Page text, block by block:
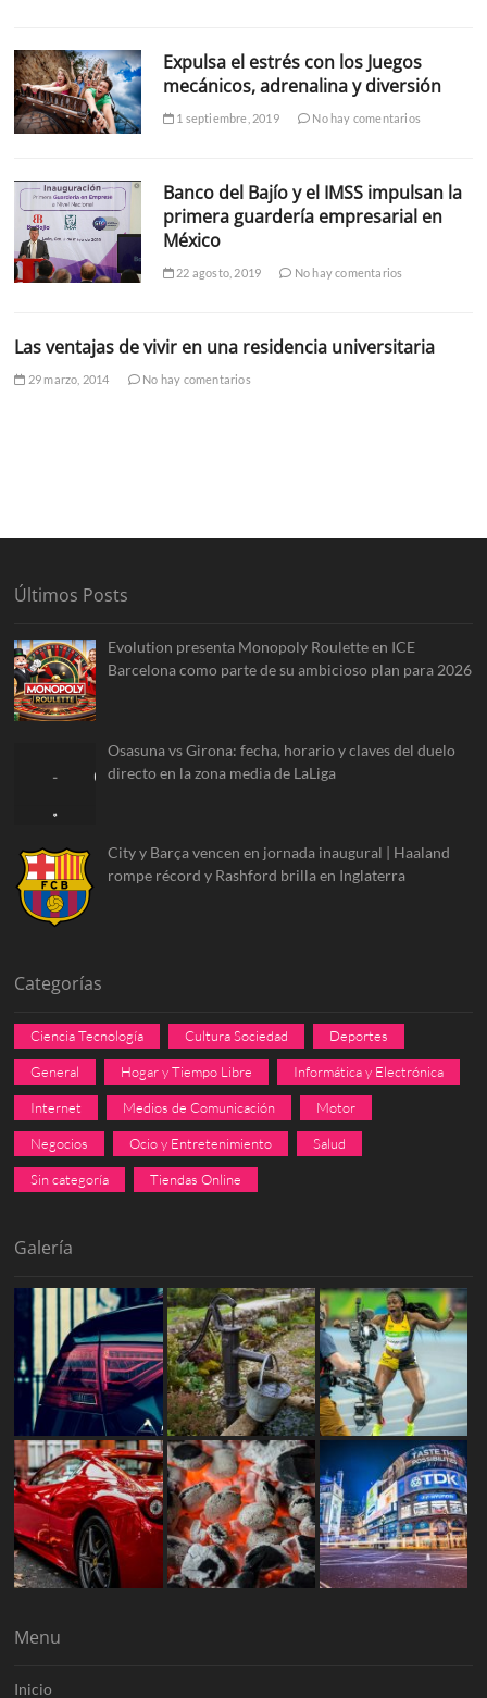
Expulsa el estrés con los Juegos
mecánicos, adrenalina y diversión
1 septiembre, 2019 No hay comentarios
Banco del Bajío y el IMSS impulsan la
primera guardería empresarial en
México
22 agosto, 2019 No hay comentarios
Las ventajas de vivir en una residencia universitaria
29 marzo, 2014 No hay comentarios
Últimos Posts
Evolution presenta Monopoly Roulette en ICE
Barcelona como parte de su ambicioso plan para 2026
Osasuna vs Girona: fecha, horario y claves del duelo
directo en la zona media de LaLiga
City y Barça vencen en jornada inaugural | Haaland
rompe récord y Rashford brilla en Inglaterra
Categorías
Ciencia Tecnología Cultura Sociedad Deportes
General Hogar y Tiempo Libre Informática y Electrónica
Internet Medios de Comunicación Motor
Negocios Ocio y Entretenimiento Salud
Sin categoría Tiendas Online
Galería
Menu
Inicio